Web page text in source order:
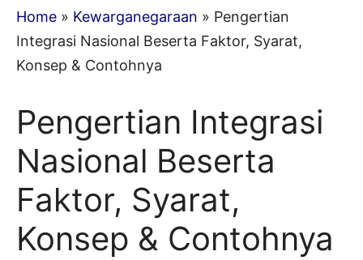
Home » Kewarganegaraan » Pengertian
Integrasi Nasional Beserta Faktor, Syarat,
Konsep & Contohnya
Pengertian Integrasi
Nasional Beserta
Faktor, Syarat,
Konsep & Contohnya